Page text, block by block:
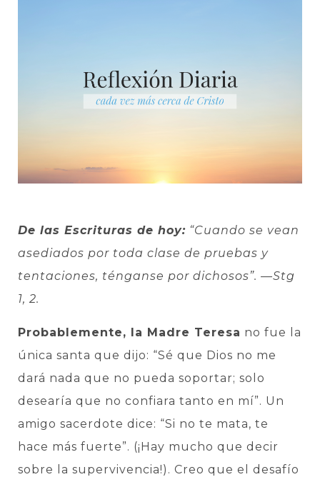
De las Escrituras de hoy: “Cuando se vean
asediados por toda clase de pruebas y
tentaciones, ténganse por dichosos”. —Stg
1, 2.
Probablemente, la Madre Teresa no fue la
única santa que dijo: “Sé que Dios no me
dará nada que no pueda soportar; solo
desearía que no confiara tanto en mí”. Un
amigo sacerdote dice: “Si no te mata, te
hace más fuerte”. (¡Hay mucho que decir
sobre la supervivencia!). Creo que el desafío